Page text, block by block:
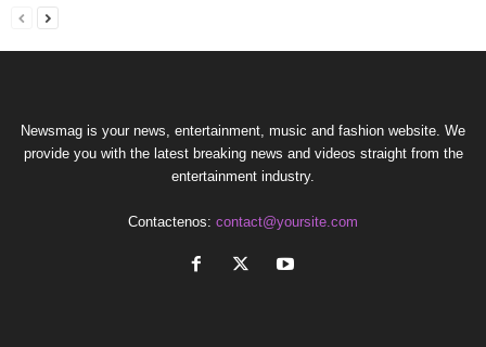
Newsmag is your news, entertainment, music and fashion website. We
provide you with the latest breaking news and videos straight from the
entertainment industry.
Contactenos: contact@yoursite.com